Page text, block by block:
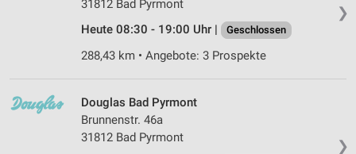
❯
31812 Bad Pyrmont
Heute 08:30 - 19:00 Uhr |
Geschlossen
288,43 km • Angebote: 3 Prospekte
❯
Douglas Bad Pyrmont
Brunnenstr. 46a
31812 Bad Pyrmont